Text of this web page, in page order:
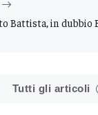
Battista, in dubbio
Tutti gli articoli